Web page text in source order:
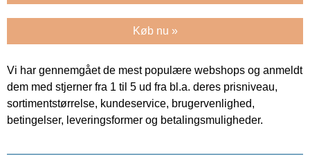
Køb nu »
Vi har gennemgået de mest populære webshops og anmeldt
dem med stjerner fra 1 til 5 ud fra bl.a. deres prisniveau,
sortimentstørrelse, kundeservice, brugervenlighed,
betingelser, leveringsformer og betalingsmuligheder.